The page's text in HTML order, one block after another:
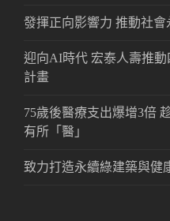
發揮正向影響力 推動社會
迎向AI時代 宏泰人壽推
計畫
75歲後醫療支出爆增3倍
有所「醫」
致力打造永續綠建築與健